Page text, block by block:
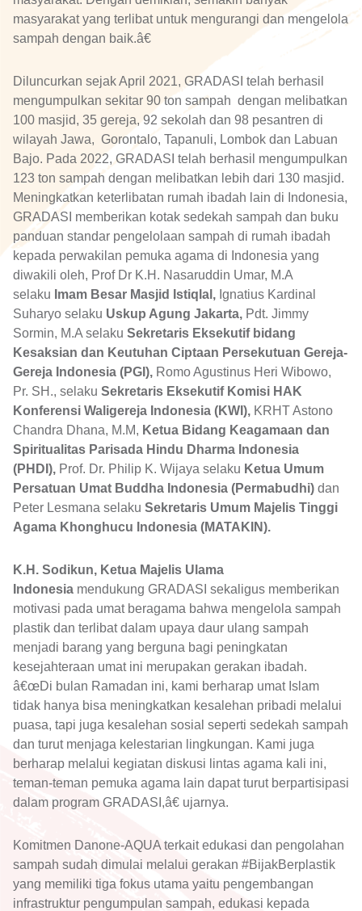
masyarakat yang terlibat untuk mengurangi dan mengelola
sampah dengan baik.â€
Diluncurkan sejak April 2021, GRADASI telah berhasil
mengumpulkan sekitar 90 ton sampah dengan melibatkan
100 masjid, 35 gereja, 92 sekolah dan 98 pesantren di
wilayah Jawa, Gorontalo, Tapanuli, Lombok dan Labuan
Bajo. Pada 2022, GRADASI telah berhasil mengumpulkan
123 ton sampah dengan melibatkan lebih dari 130 masjid.
Meningkatkan keterlibatan rumah ibadah lain di Indonesia,
GRADASI memberikan kotak sedekah sampah dan buku
panduan standar pengelolaan sampah di rumah ibadah
kepada perwakilan pemuka agama di Indonesia yang
diwakili oleh, Prof Dr K.H. Nasaruddin Umar, M.A
selaku Imam Besar Masjid Istiqlal, Ignatius Kardinal
Suharyo selaku Uskup Agung Jakarta, Pdt. Jimmy
Sormin, M.A selaku Sekretaris Eksekutif bidang
Kesaksian dan Keutuhan Ciptaan Persekutuan Gereja-
Gereja Indonesia (PGI), Romo Agustinus Heri Wibowo,
Pr. SH., selaku Sekretaris Eksekutif Komisi HAK
Konferensi Waligereja Indonesia (KWI), KRHT Astono
Chandra Dhana, M.M, Ketua Bidang Keagamaan dan
Spiritualitas Parisada Hindu Dharma Indonesia
(PHDI), Prof. Dr. Philip K. Wijaya selaku Ketua Umum
Persatuan Umat Buddha Indonesia (Permabudhi) dan
Peter Lesmana selaku Sekretaris Umum Majelis Tinggi
Agama Khonghucu Indonesia (MATAKIN).
K.H. Sodikun, Ketua Majelis Ulama
Indonesia mendukung GRADASI sekaligus memberikan
motivasi pada umat beragama bahwa mengelola sampah
plastik dan terlibat dalam upaya daur ulang sampah
menjadi barang yang berguna bagi peningkatan
kesejahteraan umat ini merupakan gerakan ibadah.
â€œDi bulan Ramadan ini, kami berharap umat Islam
tidak hanya bisa meningkatkan kesalehan pribadi melalui
puasa, tapi juga kesalehan sosial seperti sedekah sampah
dan turut menjaga kelestarian lingkungan. Kami juga
berharap melalui kegiatan diskusi lintas agama kali ini,
teman-teman pemuka agama lain dapat turut berpartisipasi
dalam program GRADASI,â€ ujarnya.
Komitmen Danone-AQUA terkait edukasi dan pengolahan
sampah sudah dimulai melalui gerakan #BijakBerplastik
yang memiliki tiga fokus utama yaitu pengembangan
infrastruktur pengumpulan sampah, edukasi kepada